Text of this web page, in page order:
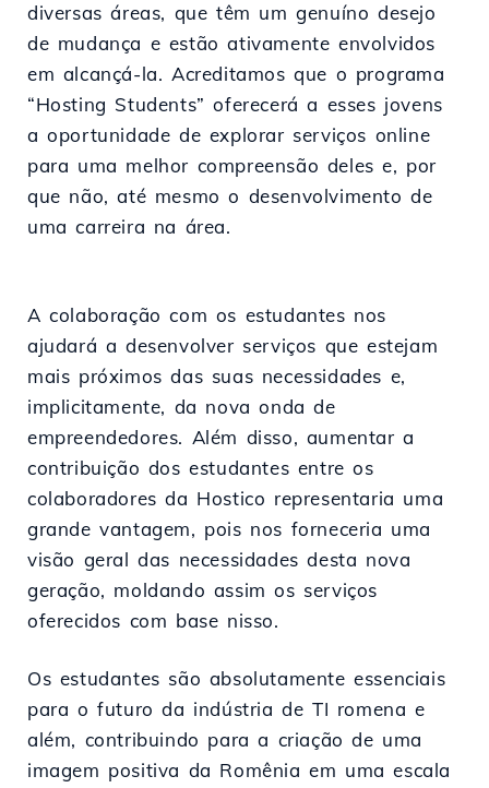
diversas áreas, que têm um genuíno desejo
de mudança e estão ativamente envolvidos
em alcançá-la. Acreditamos que o programa
“Hosting Students” oferecerá a esses jovens
a oportunidade de explorar serviços online
para uma melhor compreensão deles e, por
que não, até mesmo o desenvolvimento de
uma carreira na área.
A colaboração com os estudantes nos
ajudará a desenvolver serviços que estejam
mais próximos das suas necessidades e,
implicitamente, da nova onda de
empreendedores. Além disso, aumentar a
contribuição dos estudantes entre os
colaboradores da Hostico representaria uma
grande vantagem, pois nos forneceria uma
visão geral das necessidades desta nova
geração, moldando assim os serviços
oferecidos com base nisso.
Os estudantes são absolutamente essenciais
para o futuro da indústria de TI romena e
além, contribuindo para a criação de uma
imagem positiva da Romênia em uma escala